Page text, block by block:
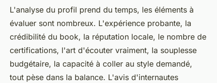
L'analyse du profil prend du temps, les éléments à
évaluer sont nombreux. L'expérience probante, la
crédibilité du book, la réputation locale, le nombre de
certifications, l'art d'écouter vraiment, la souplesse
budgétaire, la capacité à coller au style demandé,
tout pèse dans la balance. L'avis d'internautes